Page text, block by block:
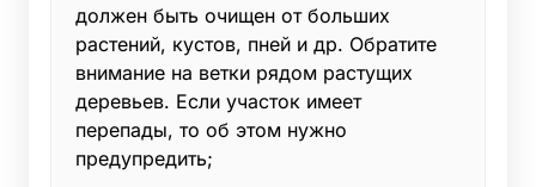
должен быть очищен от больших
растений, кустов, пней и др. Обратите
внимание на ветки рядом растущих
деревьев. Если участок имеет
перепады, то об этом нужно
предупредить;